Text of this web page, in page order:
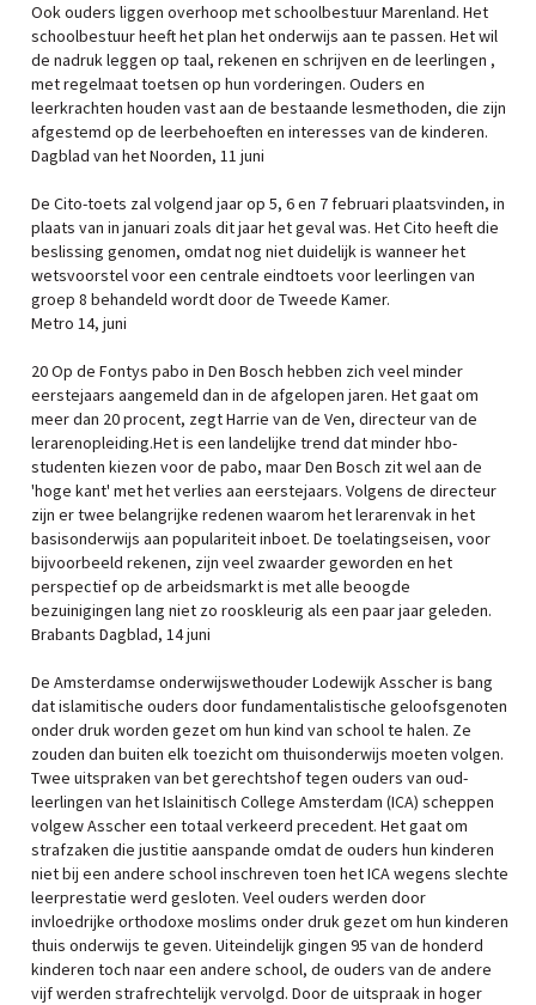
Ook ouders liggen overhoop met schoolbestuur Marenland. Het
schoolbestuur heeft het plan het onderwijs aan te passen. Het wil
de nadruk leggen op taal, rekenen en schrijven en de leerlingen ,
met regelmaat toetsen op hun vorderingen. Ouders en
leerkrachten houden vast aan de bestaande lesmethoden, die zijn
afgestemd op de leerbehoeften en interesses van de kinderen.
Dagblad van het Noorden, 11 juni
De Cito-toets zal volgend jaar op 5, 6 en 7 februari plaatsvinden, in
plaats van in januari zoals dit jaar het geval was. Het Cito heeft die
beslissing genomen, omdat nog niet duidelijk is wanneer het
wetsvoorstel voor een centrale eindtoets voor leerlingen van
groep 8 behandeld wordt door de Tweede Kamer.
Metro 14, juni
20 Op de Fontys pabo in Den Bosch hebben zich veel minder
eerstejaars aangemeld dan in de afgelopen jaren. Het gaat om
meer dan 20 procent, zegt Harrie van de Ven, directeur van de
lerarenopleiding.Het is een landelijke trend dat minder hbo-
studenten kiezen voor de pabo, maar Den Bosch zit wel aan de
'hoge kant' met het verlies aan eerstejaars. Volgens de directeur
zijn er twee belangrijke redenen waarom het lerarenvak in het
basisonderwijs aan populariteit inboet. De toelatingseisen, voor
bijvoorbeeld rekenen, zijn veel zwaarder geworden en het
perspectief op de arbeidsmarkt is met alle beoogde
bezuinigingen lang niet zo rooskleurig als een paar jaar geleden.
Brabants Dagblad, 14 juni
De Amsterdamse onderwijswethouder Lodewijk Asscher is bang
dat islamitische ouders door fundamentalistische geloofsgenoten
onder druk worden gezet om hun kind van school te halen. Ze
zouden dan buiten elk toezicht om thuisonderwijs moeten volgen.
Twee uitspraken van bet gerechtshof tegen ouders van oud-
leerlingen van het Islainitisch College Amsterdam (ICA) scheppen
volgew Asscher een totaal verkeerd precedent. Het gaat om
strafzaken die justitie aanspande omdat de ouders hun kinderen
niet bij een andere school inschreven toen het ICA wegens slechte
leerprestatie werd gesloten. Veel ouders werden door
invloedrijke orthodoxe moslims onder druk gezet om hun kinderen
thuis onderwijs te geven. Uiteindelijk gingen 95 van de honderd
kinderen toch naar een andere school, de ouders van de andere
vijf werden strafrechtelijk vervolgd. Door de uitspraak in hoger